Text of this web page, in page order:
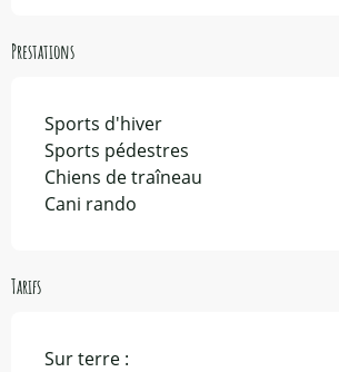
Prestations
Sports d'hiver
Sports pédestres
Chiens de traîneau
Cani rando
Tarifs
Sur terre :